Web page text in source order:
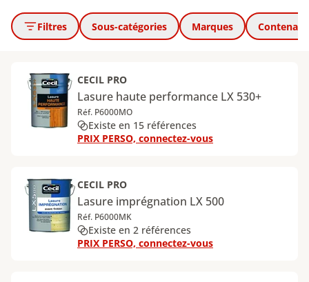
Filtres Sous-catégories Marques
CECIL PRO
Lasure haute performance LX 530+
Réf. P6000MO
Existe en 15 références
PRIX PERSO, connectez-vous
CECIL PRO
Lasure imprégnation LX 500
Réf. P6000MK
Existe en 2 références
PRIX PERSO, connectez-vous